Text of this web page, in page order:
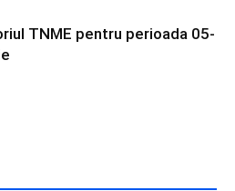
TNME pentru perioada 05-